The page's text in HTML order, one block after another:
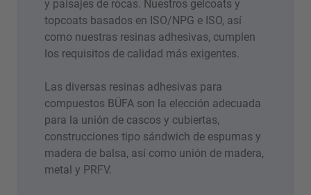
y paisajes de rocas. Nuestros gelcoats y
topcoats basados en ISO/NPG e ISO, así
como nuestras resinas adhesivas, cumplen
los requisitos de calidad más exigentes.
Las diversas resinas adhesivas para
compuestos BÜFA son la elección adecuada
para la unión de cascos y cubiertas,
construcciones tipo sándwich de espumas y
madera de balsa, así como unión de madera,
metal y PRFV.